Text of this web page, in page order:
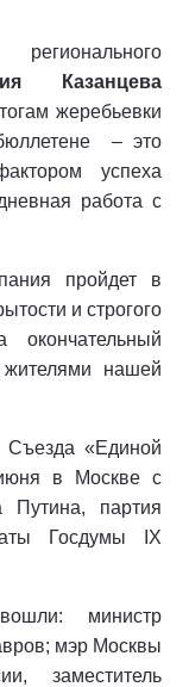
регионального
Казанцева
жеребьевки
– это
успеха
работа с
пройдет в
и строгого
окончательный
жителями нашей
«Единой
в Москве с
Путина, партия
Госдумы IX
министр
мэр Москвы
заместитель